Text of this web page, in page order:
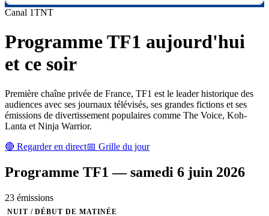
Canal 1TNT
ProgrammeTF1 aujourd'hui
et ce soir
Première chaîne privée de France, TF1 est le leader historique des
audiences avec ses journaux télévisés, ses grandes fictions et ses
émissions de divertissement populaires comme The Voice, Koh-
Lanta et Ninja Warrior.
🔴 Regarder en direct📅 Grille du jour
Programme TF1 —samedi 6 juin 2026
23 émissions
NUIT / DÉBUT DE MATINÉE